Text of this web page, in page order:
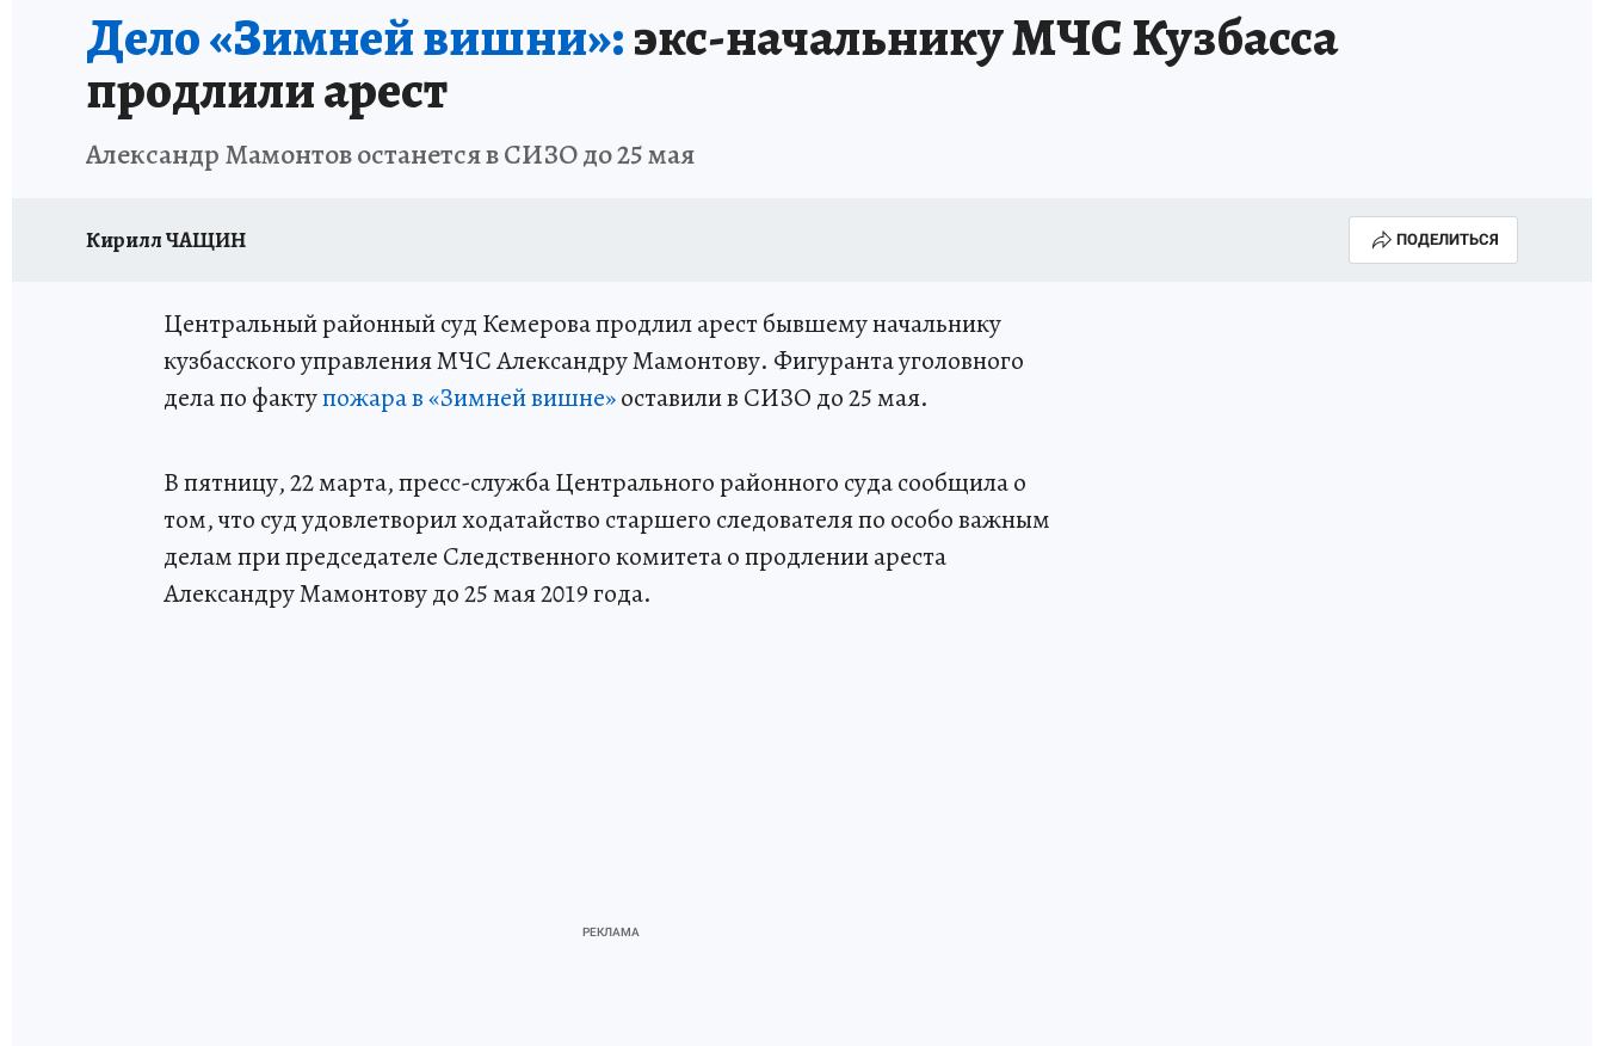
Дело «Зимней вишни»:экс-начальнику МЧС Кузбасса
продлили арест
Александр Мамонтов останется в СИЗО до 25 мая
Кирилл ЧАЩИН ПОДЕЛИТЬСЯ
Центральный районный суд Кемерова продлил арест бывшему начальнику
кузбасского управления МЧС Александру Мамонтову. Фигуранта уголовного
дела по фактупожара в «Зимней вишне»оставили в СИЗО до 25 мая.
В пятницу, 22 марта, пресс-служба Центрального районного суда сообщила о
том, что суд удовлетворил ходатайство старшего следователя по особо важным
делам при председателе Следственного комитета о продлении ареста
Александру Мамонтову до 25 мая 2019 года.